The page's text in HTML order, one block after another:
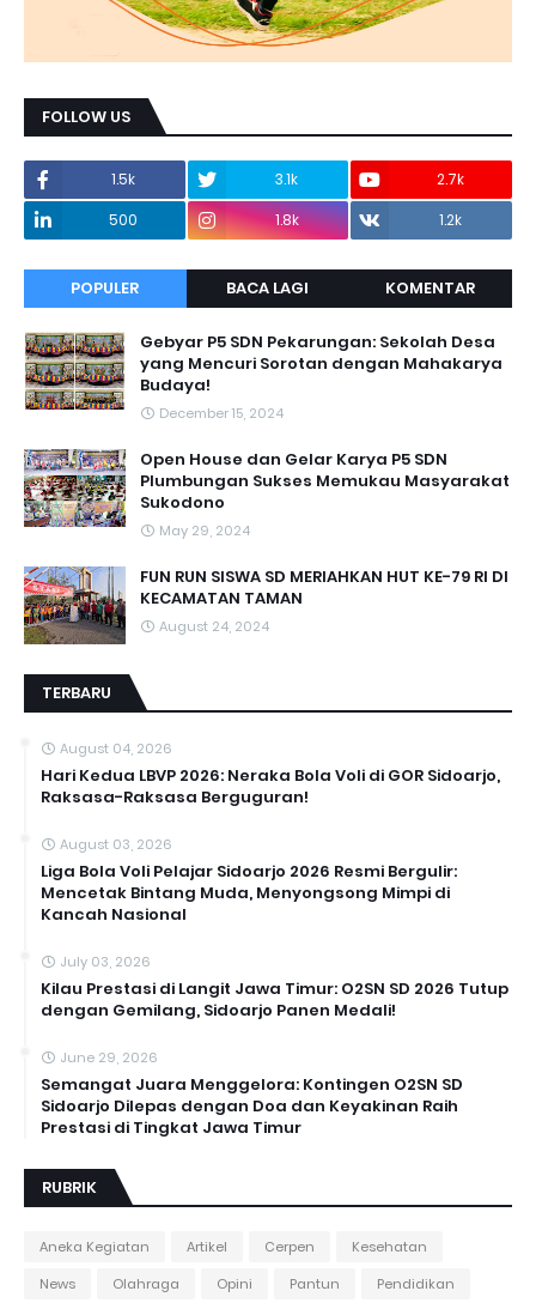
FOLLOW US
1.5k 3.1k
2.7k
500
1.8k 1.2k
POPULER BACA LAGI KOMENTAR
Gebyar P5 SDN Pekarungan: Sekolah Desa
yang Mencuri Sorotan dengan Mahakarya
Budaya!
December 15, 2024
Open House dan Gelar Karya P5 SDN
Plumbungan Sukses Memukau Masyarakat
Sukodono
May 29, 2024
FUN RUN SISWA SD MERIAHKAN HUT KE-79 RI DI
KECAMATAN TAMAN
August 24, 2024
TERBARU
August 04, 2026
Hari Kedua LBVP 2026: Neraka Bola Voli di GOR Sidoarjo,
Raksasa-Raksasa Berguguran!
August 03, 2026
Liga Bola Voli Pelajar Sidoarjo 2026 Resmi Bergulir:
Mencetak Bintang Muda, Menyongsong Mimpi di
Kancah Nasional
July 03, 2026
Kilau Prestasi di Langit Jawa Timur: O2SN SD 2026 Tutup
dengan Gemilang, Sidoarjo Panen Medali!
June 29, 2026
Semangat Juara Menggelora: Kontingen O2SN SD
Sidoarjo Dilepas dengan Doa dan Keyakinan Raih
Prestasi di Tingkat Jawa Timur
RUBRIK
Aneka Kegiatan Artikel Cerpen
Kesehatan
News
Olahraga Opini Pantun Pendidikan